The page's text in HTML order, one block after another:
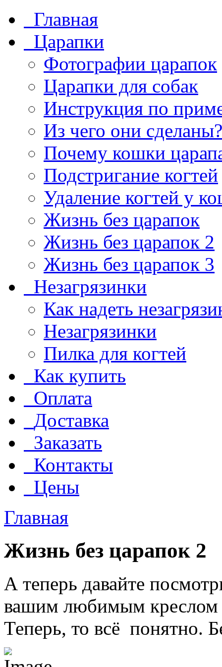
Главная
Царапки
Фотографии царапок
Царапки для собак
Инструкция по
Из чего они сделаны?
Почему кошки
Подстригание когтей
Удаление когтей у
Жизнь без царапок
Жизнь без царапок 2
Жизнь без царапок 3
Незагрязинки
Как надеть
Незагрязинки
Пилка для когтей
Как купить
Оплата
Доставка
Заказать
Контакты
Цены
Главная
Жизнь без царапок 2
А теперь давайте
вашим любимым креслом
Теперь, то всё понятно.